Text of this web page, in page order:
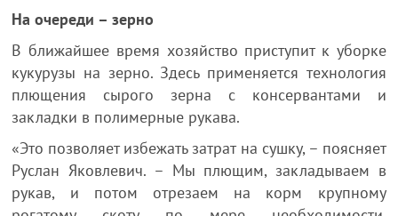
На очереди – зерно
В ближайшее время хозяйство приступит к уборке
кукурузы на зерно. Здесь применяется технология
плющения сырого зерна с консервантами и
закладки в полимерные рукава.
«Это позволяет избежать затрат на сушку, – поясняет
Руслан Яковлевич. – Мы плющим, закладываем в
рукав, и потом отрезаем на корм крупному